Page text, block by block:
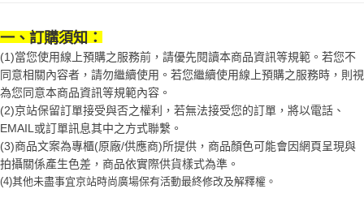
成交易。
3.實際核准額度、可分期數及費用金額請依後續交易確認頁面所載為準。
4.訂單成立30分鐘內，如未前往確認交易或遇審核未通過，訂單將自動取
消。如遇「轉專審核」未通過狀況，表示未達大哥付你分期系統評分，恕無
法說明評估內容。
【繳款方式說明】
1.分期款項不併入電信帳單，「大哥付你分期」於每月結算日後寄送繳費提
醒簡訊。
2.透過簡訊連結打開帳單後，可選擇「超商條碼／台灣大直營門市／銀行轉
帳／街口支付／iPASS MONEY」等通路繳費。
【關於「AFTEE先享後付」】
AFTEE先享後付是「在收到商品之後才付款」的支付方式。 讓您購物簡單
便利好安心！
１．簡單：不需註冊會員、不需綁卡、不需儲值。
２．便利：只要手機號碼，簡訊認證，即可結帳。
３．安心：先確認商品／服務後，再付款。
【「AFTEE先享後付」結帳流程】
１．於結帳方式選擇「AFTEE先享後付」後，將跳轉至「AFTEE先享後付」
結帳頁面，進行簡訊認證並確認金額後，即可完成結帳。
２．訂單成立數日內，您將收到繳費通知簡訊。
３．收到繳費通知簡訊後14天內，點擊此簡訊中的連結，可透過四大超商／
ATM付款
運送方式
京站台北店專櫃自取
免運費
一、訂購須知：
(1)當您使用線上預購之服務前，請優先閱讀本商品資訊等規範。若您不
同意相關內容者，請勿繼續使用。若您繼續使用線上預購之服務時，則視
為您同意本商品資訊等規範內容。
(2)京站保留訂單接受與否之權利，若無法接受您的訂單，將以電話、
EMAIL或訂單訊息其中之方式聯繫。
(3)商品文案為專櫃(原廠/供應商)所提供，商品顏色可能會因網頁呈現與
拍攝關係產生色差，商品依實際供貨樣式為準。
(4)其他未盡事宜京站時尚廣場保有活動最終修改及解釋權。